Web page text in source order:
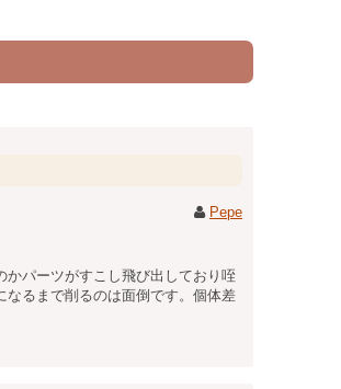
Pepe
パーツがすこし飛び出しており咥
なるまで削るのは面倒です。個体差